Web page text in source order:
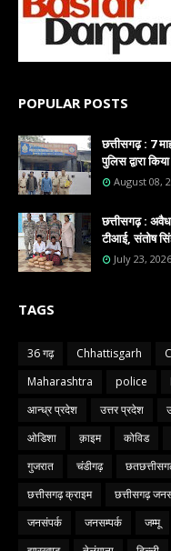
POPULAR POSTS
छत्तीसगढ़ : 7
पुलिस द्वारा
August 08,
छत्तीसगढ़ : अवैध
टीआई, संतोष
July 23, 2026
TAGS
36 गढ़ Chhattisgarh
Maharashtra
police
आन्ध्र प्रदेश
उत्तर प्रदेश
ओडिशा
क़ाइम कोविड
गुजरात
चंडीगढ़
छत्तीसगढ़ क्राइम
छत्तीसगढ़
जनसंपर्क
जनसम्पर्क जम्मू